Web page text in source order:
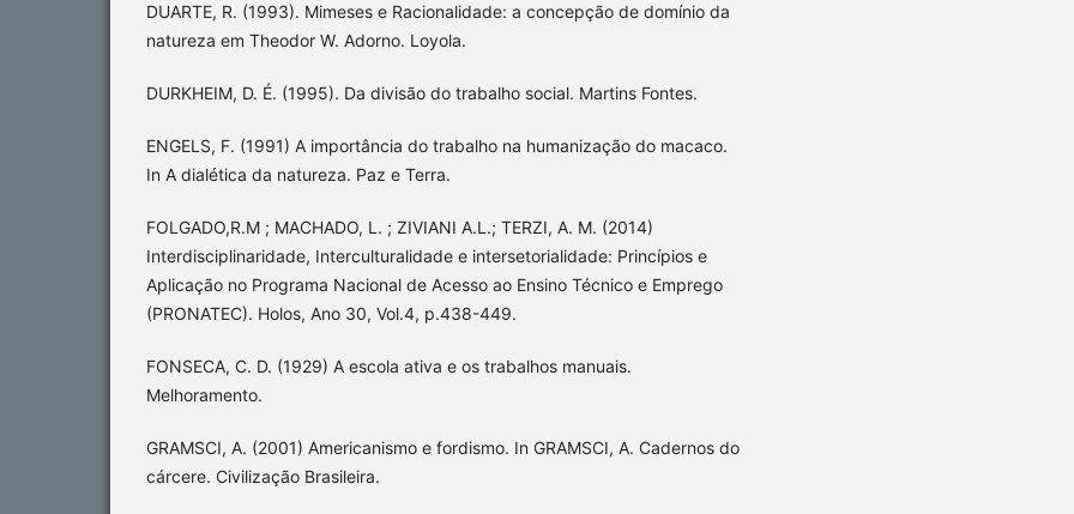
DUARTE, R. (1993). Mimeses e Racionalidade: a concepção de domínio da
natureza em Theodor W. Adorno. Loyola.
DURKHEIM, D. É. (1995). Da divisão do trabalho social. Martins Fontes.
ENGELS, F. (1991) A importância do trabalho na humanização do macaco.
In A dialética da natureza. Paz e Terra.
FOLGADO,R.M ; MACHADO, L. ; ZIVIANI A.L.; TERZI, A. M. (2014)
Interdisciplinaridade, Interculturalidade e intersetorialidade: Princípios e
Aplicação no Programa Nacional de Acesso ao Ensino Técnico e Emprego
(PRONATEC). Holos, Ano 30, Vol.4, p.438-449.
FONSECA, C. D. (1929) A escola ativa e os trabalhos manuais.
Melhoramento.
GRAMSCI, A. (2001) Americanismo e fordismo. In GRAMSCI, A. Cadernos do
cárcere. Civilização Brasileira.